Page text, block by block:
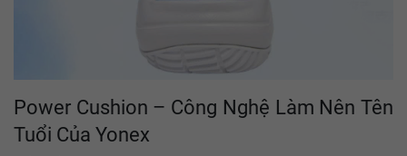
Power Cushion – Công Nghệ Làm Nên Tên
Tuổi Của Yonex